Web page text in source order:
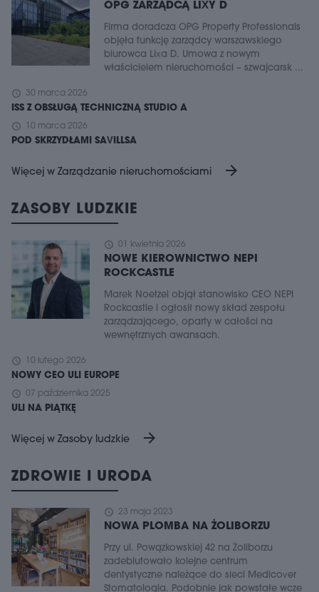
OPG ZARZĄDCĄ LIXY D
Firma doradcza OPG Property Professionals
objęła funkcję zarządcy warszawskiego
biurowca Lixa D. Umowa z nowym
właścicielem nieruchomości – szwajcarsk ...
schedule 30 marca 2026
ISS Z OBSŁUGĄ TECHNICZNĄ STUDIO A
schedule 10 marca 2026
POD SKRZYDŁAMI SAVILLSA
Więcej w Zarządzanie nieruchomościami arrow_forward
ZASOBY LUDZKIE
schedule 01 kwietnia 2026
NOWE KIEROWNICTWO NEPI
ROCKCASTLE
Marek Noetzel objął stanowisko CEO NEPI
Rockcastle i ogłosił nowy skład zespołu
zarządzającego, oparty w całości na
wewnętrznych awansach.
schedule 10 lutego 2026
NOWY CEO ULI EUROPE
schedule 07 października 2025
ULI NA PIĄTKĘ
Więcej w Zasoby ludzkie arrow_forward
ZDROWIE I URODA
schedule 23 maja 2023
NOWA PLOMBA NA ŻOLIBORZU
Przy ul. Powązkowskiej 42 na Żoliborzu
zadebiutowało kolejne centrum
dentystyczne należące do sieci Medicover
Stomatologia. Podobnie jak powstałe wcze